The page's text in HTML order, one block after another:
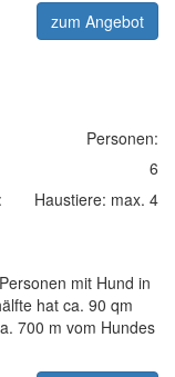
zum Angebot
Personen:
6
Haustiere: max. 4
mit Hund in
hat ca. 90 qm
700 m vom Hundes